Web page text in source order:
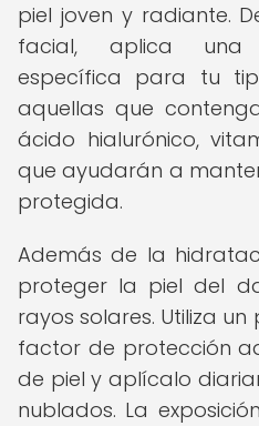
piel joven y radiante.
facial, aplica una
específica para tu
aquellas que
ácido hialurónico,
que ayudarán a
protegida.
Además de la
proteger la piel del
rayos solares. Utiliza
factor de protección
de piel y aplícalo
nublados. La